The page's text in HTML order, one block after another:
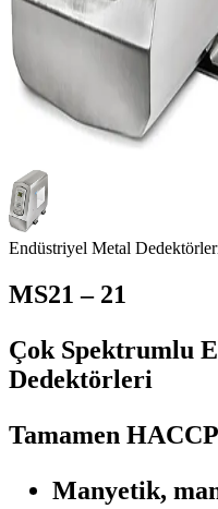
Endüstriyel Metal
MS21 – 21
Çok Spektrumlu
Dedektörleri
Tamamen
Manyetik,